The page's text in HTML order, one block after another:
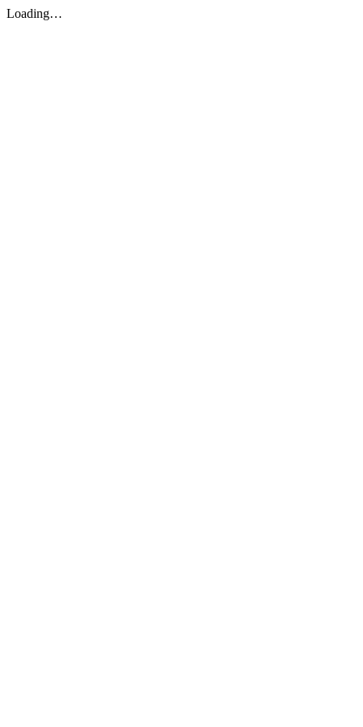
Loading…